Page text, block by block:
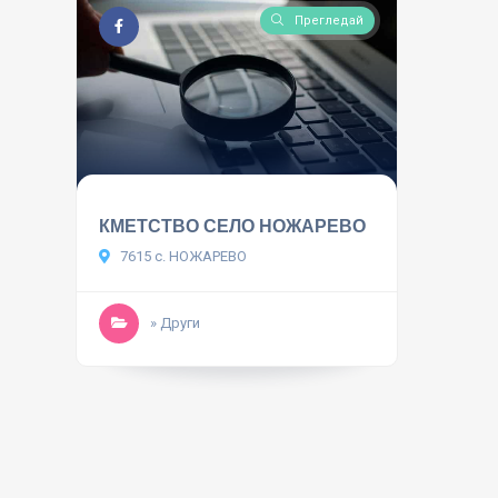
Прегледай
КМЕТСТВО СЕЛО НОЖАРЕВО
7615 с. НОЖАРЕВО
» Други